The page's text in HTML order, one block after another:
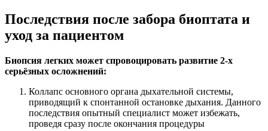
Последствия после забора биоптата и
уход за пациентом
Биопсия легких может спровоцировать развитие 2-х
серьёзных осложнений:
Коллапс основного органа дыхательной системы,
приводящий к спонтанной остановке дыхания. Данного
последствия опытный специалист может избежать,
проведя сразу после окончания процедуры